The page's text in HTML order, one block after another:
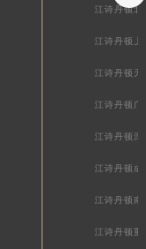
江诗丹顿北
江诗丹顿上
江诗丹顿天
江诗丹顿广
江诗丹顿深
江诗丹顿成
江诗丹顿南
江诗丹顿重